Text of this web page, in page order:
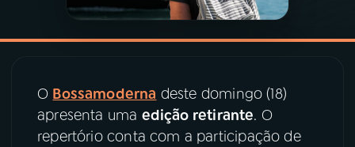
PODCASTS
07ÚLTIMAS
O Bossamoderna deste domingo (18)
apresenta uma edição retirante. O
repertório conta com a participação de